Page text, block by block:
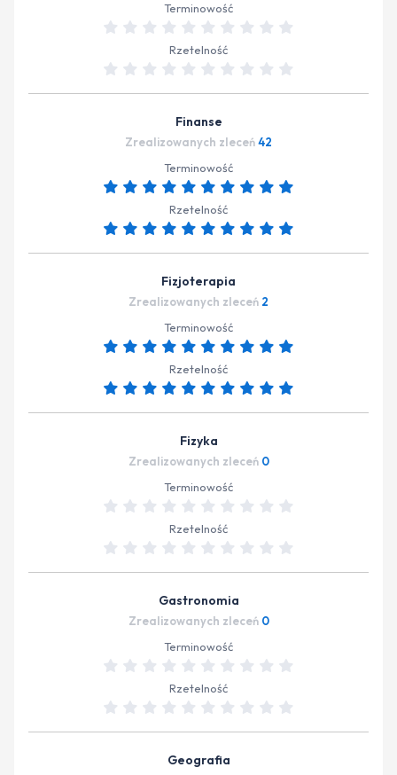
Terminowość
Rzetelność
Finanse
Zrealizowanych zleceń42
Terminowość
Rzetelność
Fizjoterapia
Zrealizowanych zleceń 2
Terminowość
Rzetelność
Fizyka
Zrealizowanych zleceń 0
Terminowość
Rzetelność
Gastronomia
Zrealizowanych zleceń 0
Terminowość
Rzetelność
Geografia